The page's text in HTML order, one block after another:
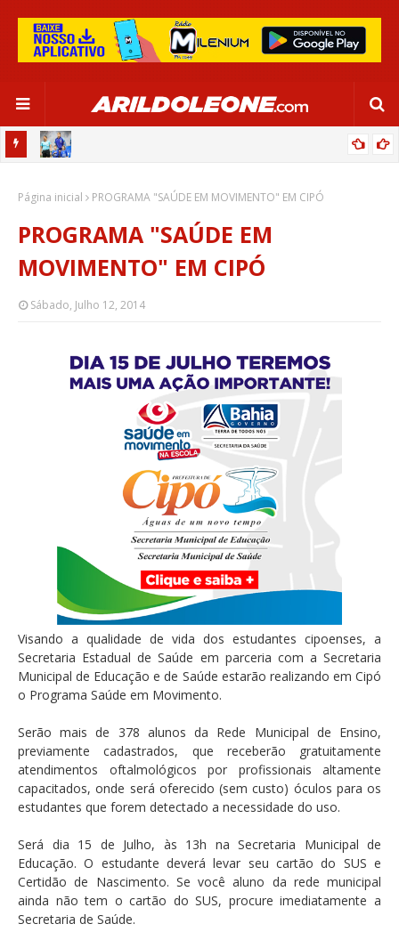
SALVADOR
Página inicial PROGRAMA "SAÚDE EM MOVIMENTO" EM CIPÓ
PROGRAMA "SAÚDE EM
MOVIMENTO" EM CIPÓ
Sábado, Julho 12, 2014
Visando a qualidade de vida dos estudantes cipoenses, a
Secretaria Estadual de Saúde em parceria com a Secretaria
Municipal de Educação e de Saúde estarão realizando em Cipó
o Programa Saúde em Movimento.
Serão mais de 378 alunos da Rede Municipal de Ensino,
previamente cadastrados, que receberão gratuitamente
atendimentos oftalmológicos por profissionais altamente
capacitados, onde será oferecido (sem custo) óculos para os
estudantes que forem detectado a necessidade do uso.
Será dia 15 de Julho, às 13h na Secretaria Municipal de
Educação. O estudante deverá levar seu cartão do SUS e
Certidão de Nascimento. Se você aluno da rede municipal
ainda não tem o cartão do SUS, procure imediatamente a
Secretaria de Saúde.